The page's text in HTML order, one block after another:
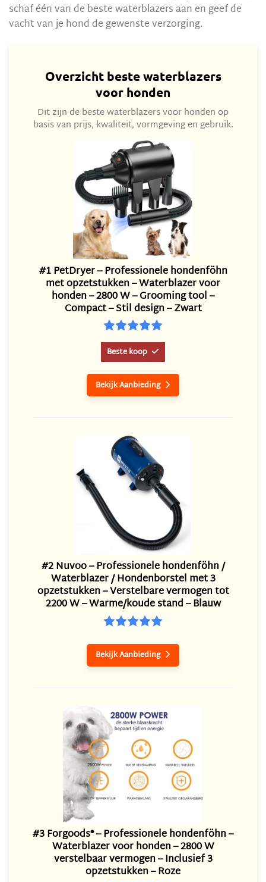
schaf één van de beste waterblazers aan en geef de
vacht van je hond de gewenste verzorging.
Overzicht beste waterblazers
voor honden
Dit zijn de beste waterblazers voor honden op
basis van prijs, kwaliteit, vormgeving en gebruik.
#1 PetDryer – Professionele hondenföhn
met opzetstukken – Waterblazer voor
honden – 2800 W – Grooming tool –
Compact – Stil design – Zwart
Beste koop 
Bekijk Aanbieding 
#2 Nuvoo – Professionele hondenföhn /
Waterblazer / Hondenborstel met 3
opzetstukken – Verstelbare vermogen tot
2200 W – Warme/koude stand – Blauw
Bekijk Aanbieding 
#3 Forgoods® – Professionele hondenföhn –
Waterblazer voor honden – 2800 W
verstelbaar vermogen – Inclusief 3
opzetstukken – Roze